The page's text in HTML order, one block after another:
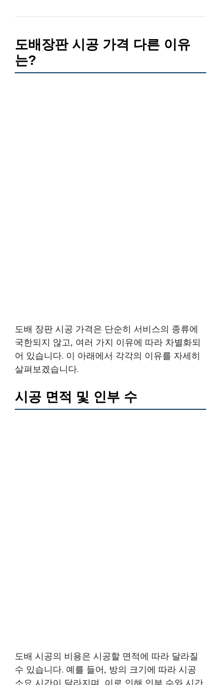
도배장판 시공 가격 다른 이유
는?
도배 장판 시공 가격은 단순히 서비스의 종류에
국한되지 않고, 여러 가지 이유에 따라 차별화되
어 있습니다. 이 아래에서 각각의 이유를 자세히
살펴보겠습니다.
시공 면적 및 인부 수
도배 시공의 비용은 시공할 면적에 따라 달라질
수 있습니다. 예를 들어, 방의 크기에 따라 시공
소요 시간이 달라지며, 이로 인해 인부 수와 시간